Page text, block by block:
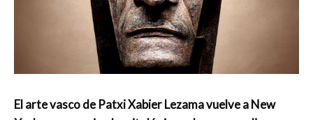
El arte vasco de Patxi Xabier Lezama vuelve a New